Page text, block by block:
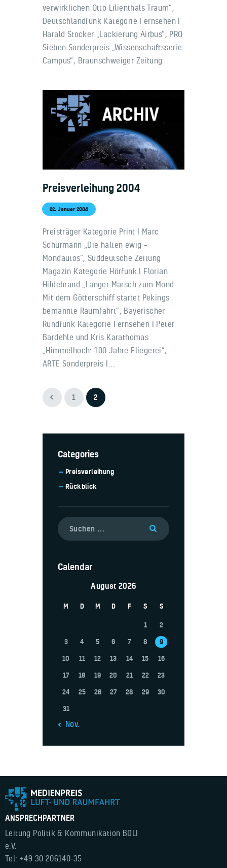
verwirklichen Otto Lilienthals Traum“,
Deutschlandfunk Kategorie Fernsehen I
Harald Stocker „Lackierung Airbus“, PRO
Sieben Sonderpreis „Wissenschaftsserie
Campus“, Braunschweiger Zeitung
Preisverleihung 2004
22. Januar 2004
Preisträger Kategorie Print I Marc
Schürmann „Die halten ewig –
Mondautos“, Süddeutsche Zeitung
Magazin Kategorie Hörfunk I Florian
Hildebrand „Langer Marsch zum Mond –
Mit dem Götterschiff startet Pekings
bemannte Raumfahrt“, Bayerischer
Rundfunk Kategorie Fernsehen I Peter
Bardehle und Kris Karathomas
„Himmelhoch: 100 Jahre Fliegerei“,
ARTE Sonderpreis I…
1 2
Categories
Preisverleihung
Rückblick
Calendar
August 2026
M D M D F S S
1
2
3
4 5 6 7 8
9
10
11 12 13 14 15
16
17
18 19 20 21 22
23
24
25 26 27 28 29
30
31
« Nov.
ANSPRECHPARTNER
Leitung Politik & Kommunikation BDLI
e.V.
Tel: +49 30 206140-35